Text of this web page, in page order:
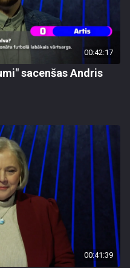
00:42:17
sacenšas Andris
00:41:39